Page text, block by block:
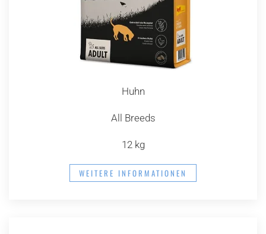
Huhn
All Breeds
12 kg
WEITERE INFORMATIONEN